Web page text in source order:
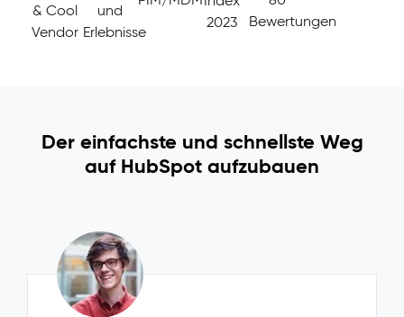
& Cool
Vendor
und
Erlebnisse
2023
Bewertungen
Der einfachste und schnellste Weg
auf HubSpot aufzubauen